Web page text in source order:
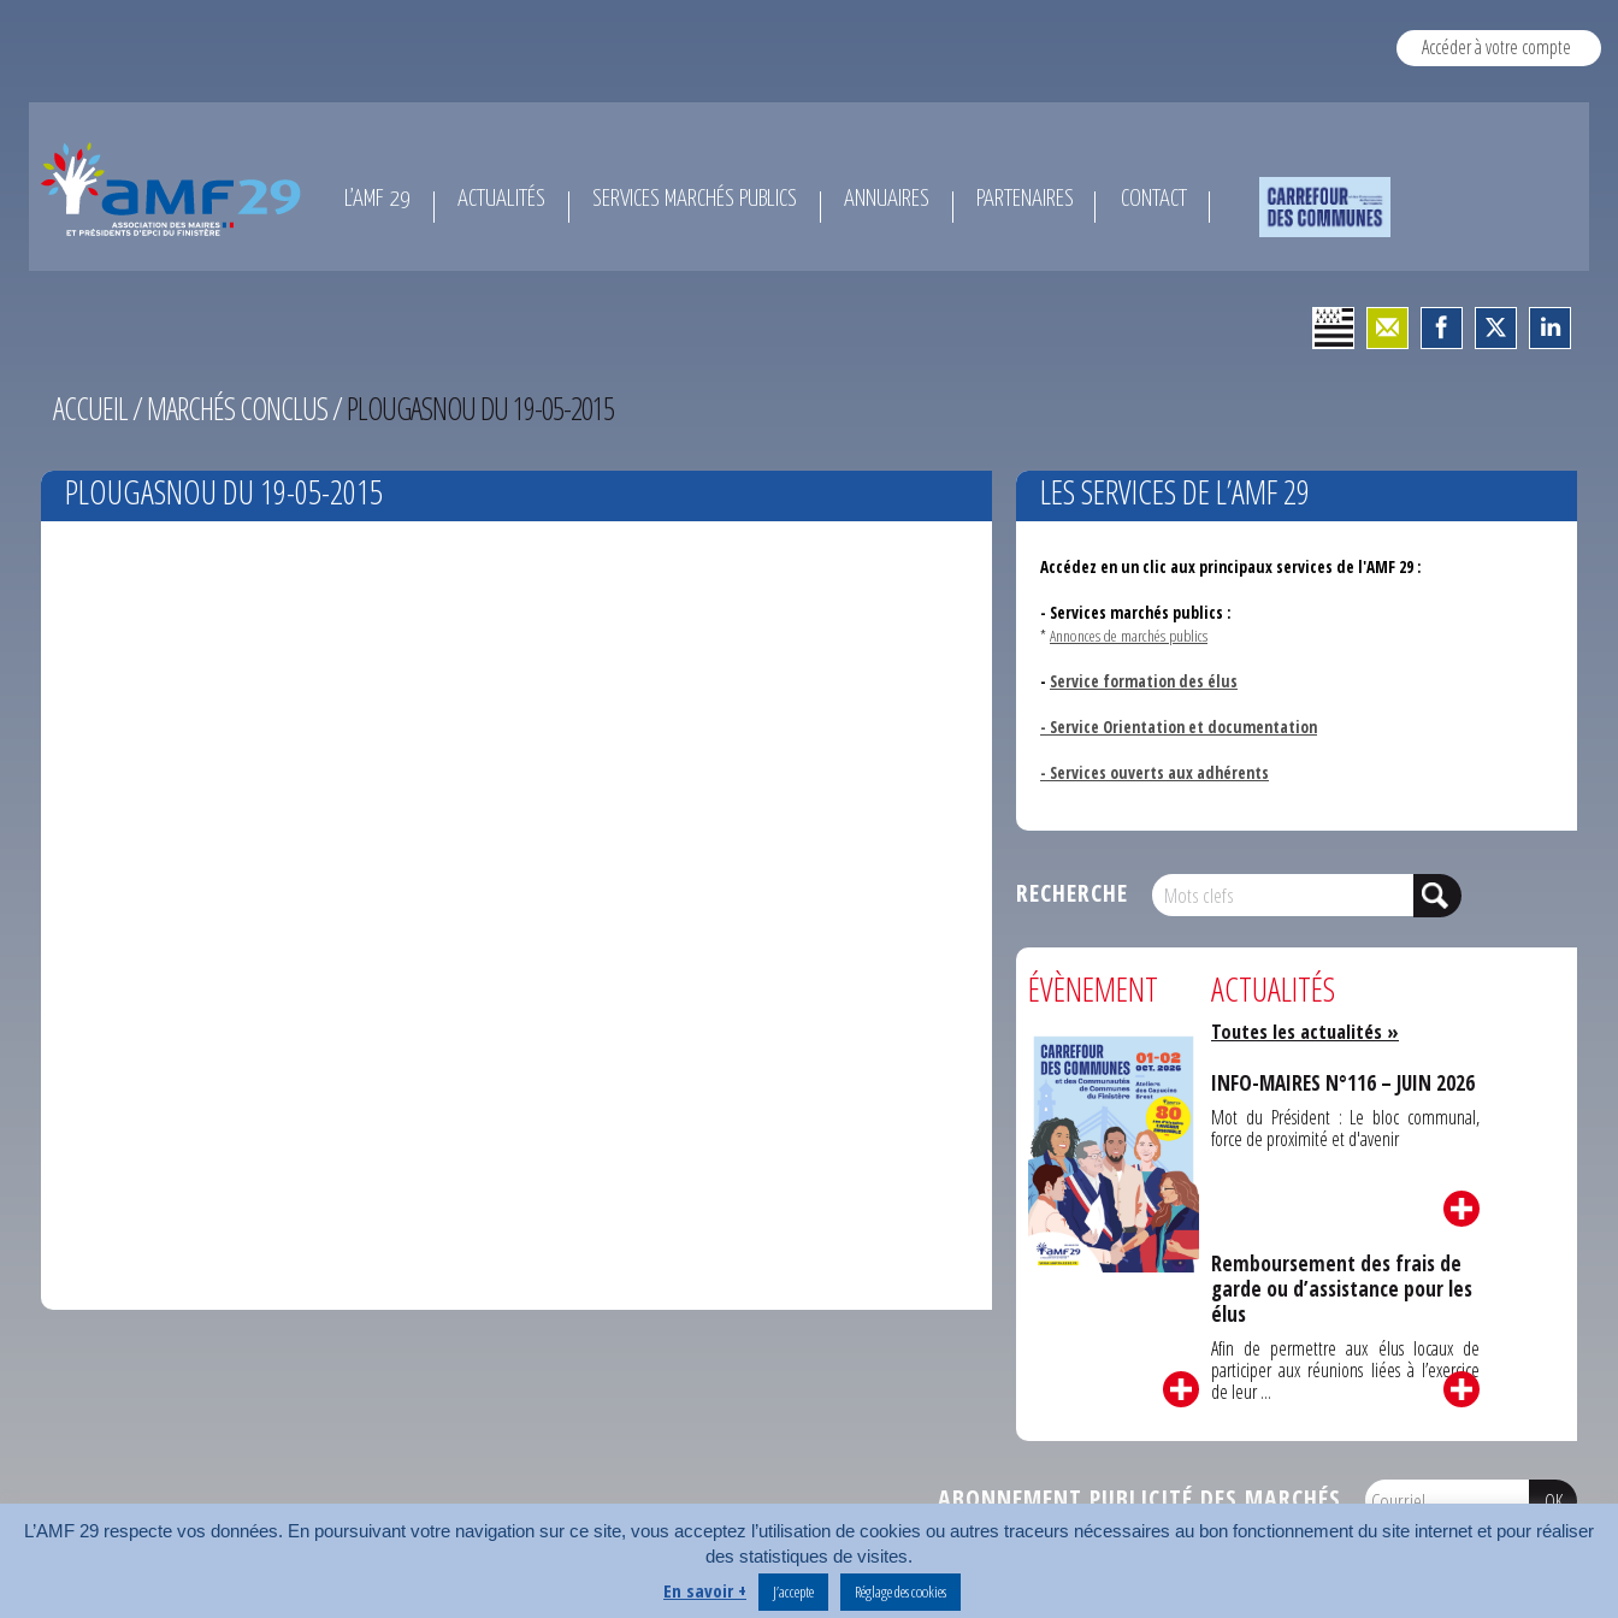
Accéder à votre compte
L’AMF 29 ACTUALITÉS SERVICES MARCHÉS PUBLICS ANNUAIRES PARTENAIRES CONTACT
ACCUEIL/MARCHÉS CONCLUS/PLOUGASNOU DU 19-05-2015
PLOUGASNOU DU 19-05-2015 LES SERVICES DE L’AMF 29
Accédez en un clic aux principaux services de l'AMF 29 :
- Services marchés publics :
*Annonces de marchés publics
- Service formation des élus
- Service Orientation et documentation
- Services ouverts aux adhérents
RECHERCHE
ÉVÈNEMENT ACTUALITÉS
Toutes les actualités »
INFO-MAIRES N°116 – JUIN 2026
Mot du Président : Le bloc communal,
force de proximité et d'avenir
Remboursement des frais de
garde ou d’assistance pour les
élus
Afin de permettre aux élus locaux de
participer aux réunions liées à l’exercice
de leur ...
ABONNEMENT PUBLICITÉ DES MARCHÉS
Plan du site
L’AMF 29 respecte vos données. En poursuivant votre navigation sur ce site, vous acceptez l’utilisation de cookies ou autres traceurs nécessaires au bon fonctionnement du site internet et pour réaliser
des statistiques de visites.
En savoir + J’accepte Réglage des cookies